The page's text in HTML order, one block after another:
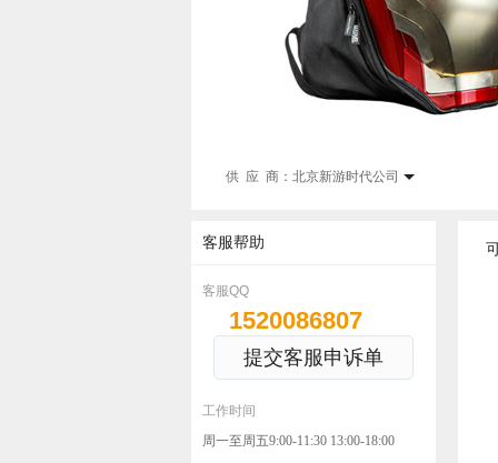
供 应 商： 北京新游时代公司
客服帮助
客服QQ
1520086807
提交客服申诉单
工作时间
周一至周五9:00-11:30 13:00-18:00